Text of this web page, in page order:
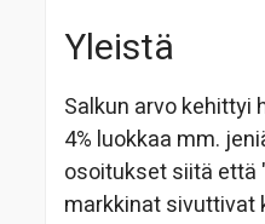
Yleistä
Salkun arvo kehittyi
4% luokkaa mm.
osoitukset siitä että
markkinat sivuttivat